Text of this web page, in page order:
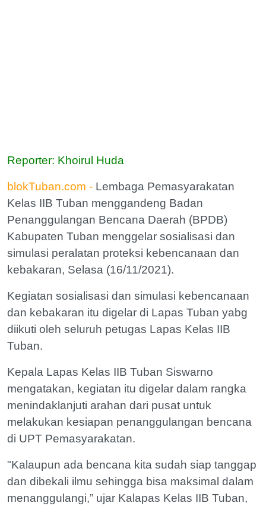
Reporter: Khoirul Huda
blokTuban.com - Lembaga Pemasyarakatan
Kelas IIB Tuban menggandeng Badan
Penanggulangan Bencana Daerah (BPDB)
Kabupaten Tuban menggelar sosialisasi dan
simulasi peralatan proteksi kebencanaan dan
kebakaran, Selasa (16/11/2021).
Kegiatan sosialisasi dan simulasi kebencanaan
dan kebakaran itu digelar di Lapas Tuban yabg
diikuti oleh seluruh petugas Lapas Kelas IIB
Tuban.
Kepala Lapas Kelas IIB Tuban Siswarno
mengatakan, kegiatan itu digelar dalam rangka
menindaklanjuti arahan dari pusat untuk
melakukan kesiapan penanggulangan bencana
di UPT Pemasyarakatan.
"Kalaupun ada bencana kita sudah siap tanggap
dan dibekali ilmu sehingga bisa maksimal dalam
menanggulangi,” ujar Kalapas Kelas IIB Tuban,